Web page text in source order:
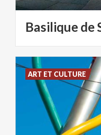
Basiliquede
ART ET CULTURE